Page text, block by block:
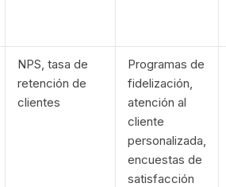
NPS, tasa de
retención de
clientes
Programas de
fidelización,
atención al
cliente
personalizada,
encuestas de
satisfacción